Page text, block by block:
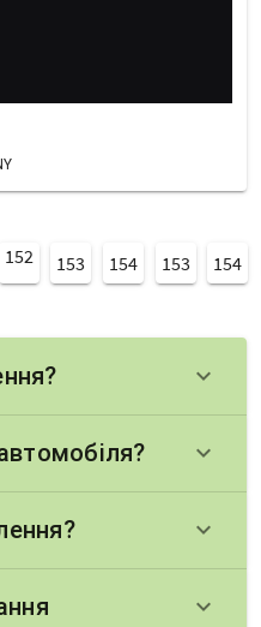
152 153 154 153 154
keyboard_arrow_down
keyboard_arrow_down
keyboard_arrow_down
keyboard_arrow_down